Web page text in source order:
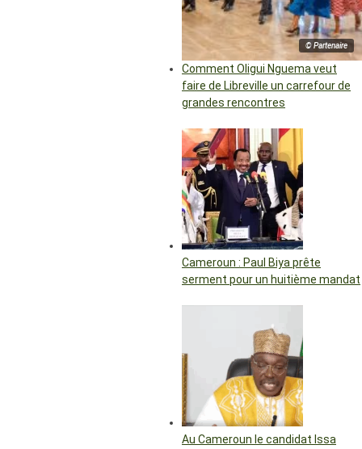
© Partenaire
Comment Oligui Nguema veut
faire de Libreville un carrefour de
grandes rencontres
Cameroun : Paul Biya prête
serment pour un huitième mandat
Au Cameroun le candidat Issa